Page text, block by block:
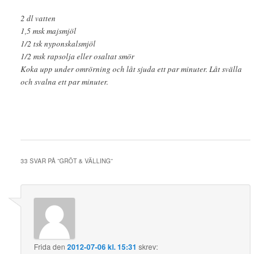
2 dl vatten
1,5 msk majsmjöl
1/2 tsk nyponskalsmjöl
1/2 msk rapsolja eller osaltat smör
Koka upp under omrörning och låt sjuda ett par minuter. Låt svälla
och svalna ett par minuter.
33 SVAR PÅ ”GRÖT & VÄLLING”
Frida den2012-07-06 kl. 15:31 skrev: